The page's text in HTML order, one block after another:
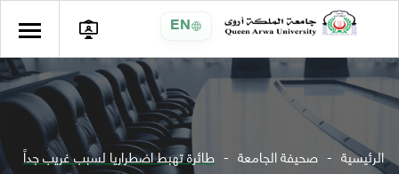
EN
الرئيسية صحيفة الجامعة طائرة تهبط اضطراريا لسبب غريب جداً